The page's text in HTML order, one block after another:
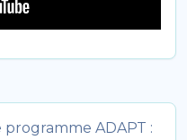
ADAPT :